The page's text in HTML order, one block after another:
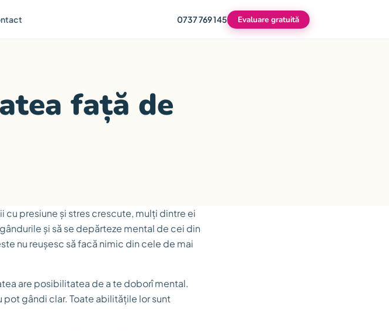
0737 769 145 Evaluare gratuită
față de
cu presiune și stres crescute, mulți dintre ei
și să se depărteze mental de cei din
nu reușesc să facă nimic din cele de mai
are posibilitatea de a te doborî mental.
gândi clar. Toate abilitățile lor sunt